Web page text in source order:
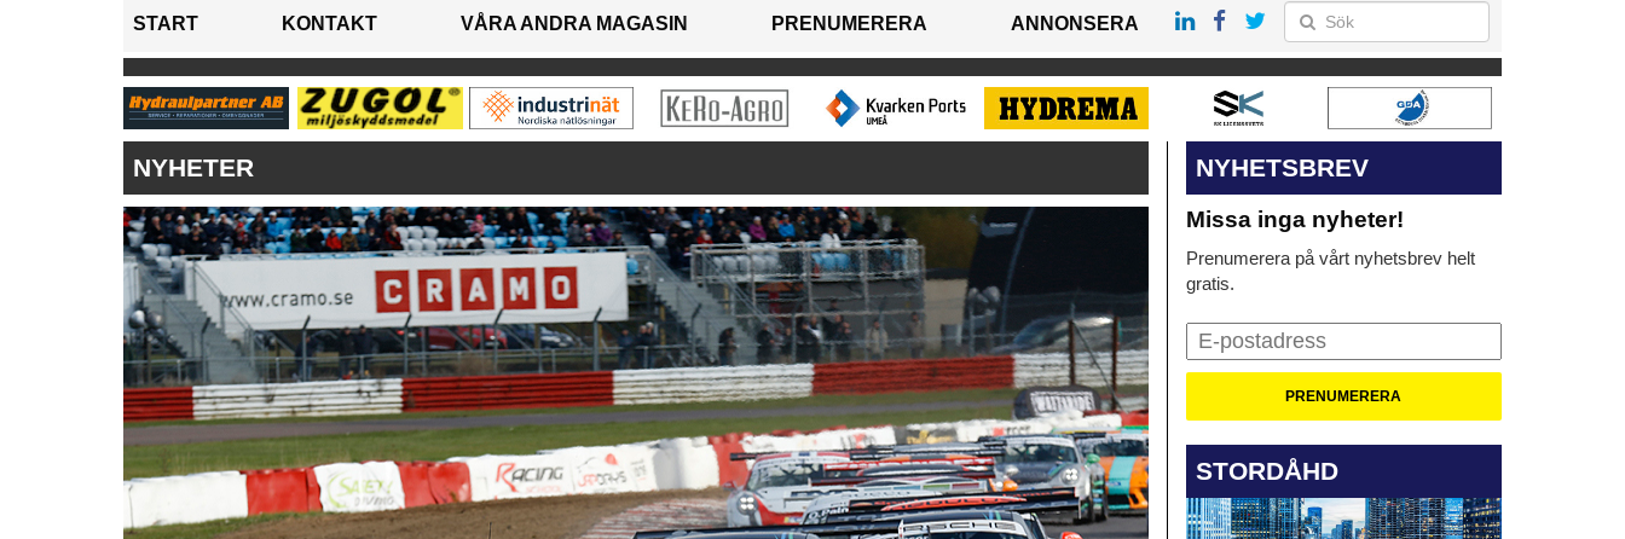
START KONTAKT VÅRA ANDRA MAGASIN PRENUMERERA ANNONSERA
NYHETER NYHETSBREV
Missa inga nyheter!
Prenumerera på vårt nyhetsbrev helt
gratis.
STORDÅHD